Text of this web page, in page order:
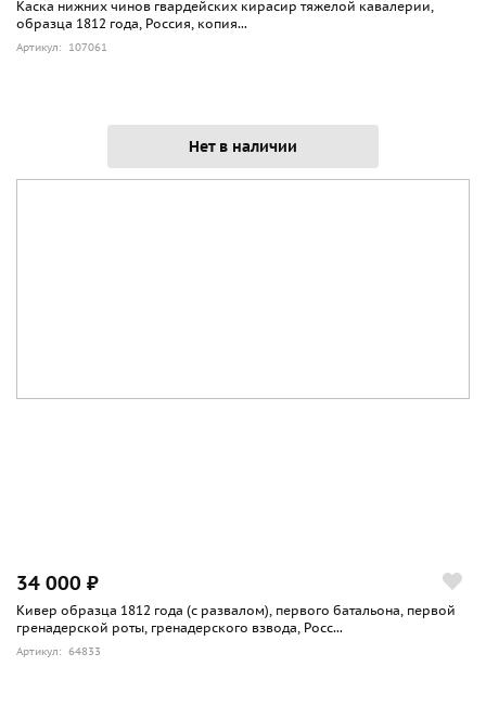
Каска нижних чинов гвардейских кирасир тяжелой кавалерии,
образца 1812 года, Россия, копия...
Артикул: 107061
Нет в наличии
34 000 ₽
Кивер образца 1812 года (с развалом), первого батальона, первой
гренадерской роты, гренадерского взвода, Росс...
Артикул: 64833